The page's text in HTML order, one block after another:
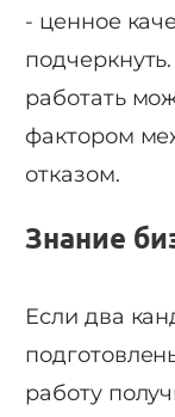
- ценное
работать
фактором
отказом.
Знание
Если два
работу